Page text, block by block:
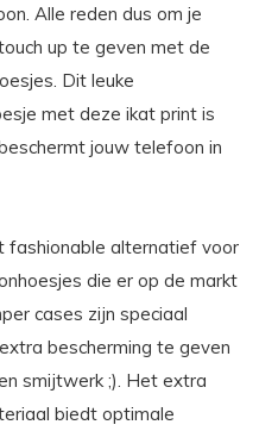
Alle reden dus om je
up te geven met de
Dit leuke
met deze ikat print is
jouw telefoon in
fashionable alternatief voor
die er op de markt
cases zijn speciaal
bescherming te geven
smijtwerk ;). Het extra
biedt optimale